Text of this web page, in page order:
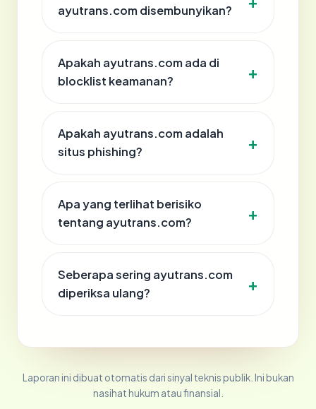
ayutrans.com disembunyikan?
Apakah ayutrans.com ada di
blocklist keamanan?
Apakah ayutrans.com adalah
situs phishing?
Apa yang terlihat berisiko
tentang ayutrans.com?
Seberapa sering ayutrans.com
diperiksa ulang?
Laporan ini dibuat otomatis dari sinyal teknis publik. Ini bukan
nasihat hukum atau finansial.